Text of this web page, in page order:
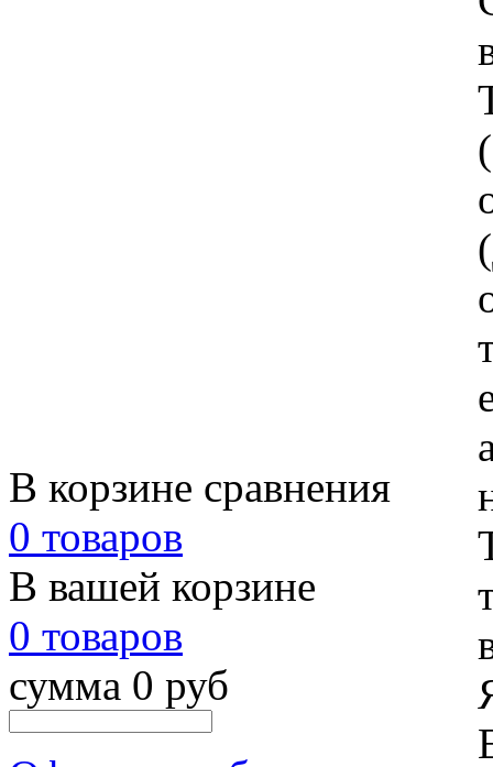
В корзине сравнения
0 товаров
В вашей корзине
0 товаров
сумма 0 руб